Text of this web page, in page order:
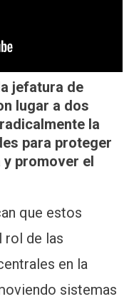
jefatura de
lugar a dos
la
para proteger
promover el
que estos
rol de las
en la
sistemas